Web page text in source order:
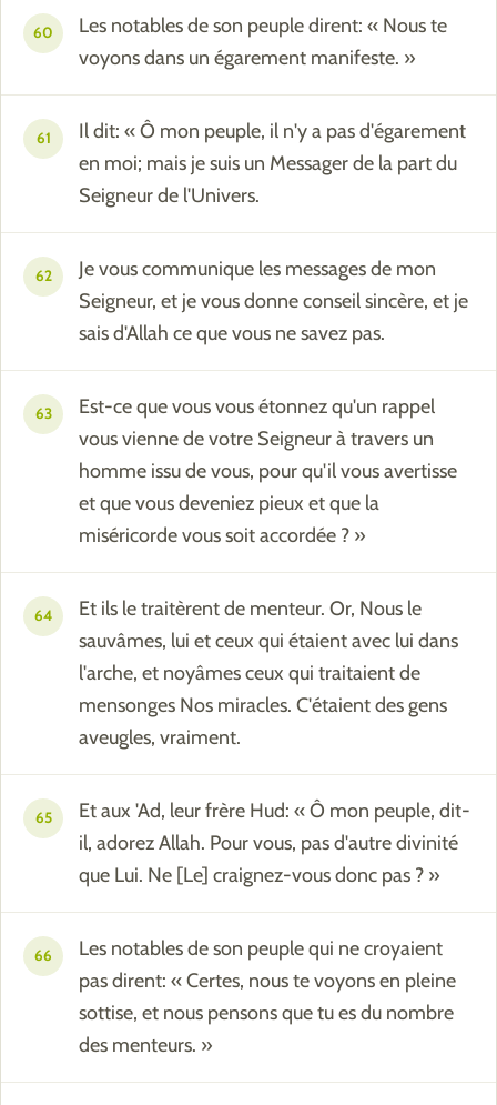
60
Les notables de son peuple dirent: « Nous te
voyons dans un égarement manifeste. »
61
Il dit: « Ô mon peuple, il n'y a pas d'égarement
en moi; mais je suis un Messager de la part du
Seigneur de l'Univers.
62
Je vous communique les messages de mon
Seigneur, et je vous donne conseil sincère, et je
sais d'Allah ce que vous ne savez pas.
63
Est-ce que vous vous étonnez qu'un rappel
vous vienne de votre Seigneur à travers un
homme issu de vous, pour qu'il vous avertisse
et que vous deveniez pieux et que la
miséricorde vous soit accordée ? »
64
Et ils le traitèrent de menteur. Or, Nous le
sauvâmes, lui et ceux qui étaient avec lui dans
l'arche, et noyâmes ceux qui traitaient de
mensonges Nos miracles. C'étaient des gens
aveugles, vraiment.
65
Et aux 'Ad, leur frère Hud: « Ô mon peuple, dit-
il, adorez Allah. Pour vous, pas d'autre divinité
que Lui. Ne [Le] craignez-vous donc pas ? »
66
Les notables de son peuple qui ne croyaient
pas dirent: « Certes, nous te voyons en pleine
sottise, et nous pensons que tu es du nombre
des menteurs. »